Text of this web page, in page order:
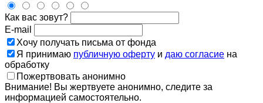
Как вас зовут?
E-mail
Хочу получать письма от фонда
Я принимаю публичную оферту и даю согласие на
обработку
Пожертвовать анонимно
Внимание! Вы жертвуете анонимно, следите за
информацией самостоятельно.